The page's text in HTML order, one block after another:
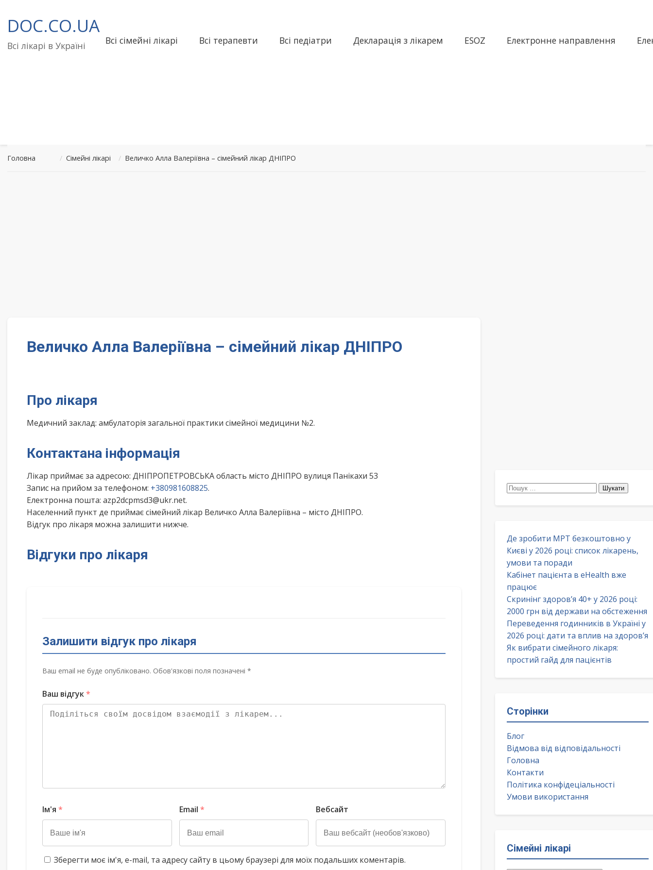
до
вмісту
DOC.CO.UA
Всі лікарі в Україні Всі сімейні лікарі Всі терапевти Всі педіатри Декларація з лікарем ESOZ Електронне направлення
Головна / Сімейні лікарі / Величко Алла Валеріївна – сімейний лікар ДНІПРО
Величко Алла Валеріївна – сімейний лікар ДНІПРО
Про лікаря
Медичний заклад: амбулаторія загальної практики сімейної медицини №2.
Контактана інформація
Лікар приймає за адресою: ДНІПРОПЕТРОВСЬКА область місто ДНІПРО вулиця Панікахи 53
Запис на прийом за телефоном: +380981608825.
Електронна пошта: azp2dcpmsd3@ukr.net.
Населенний пункт де приймає сімейний лікар Величко Алла Валеріївна – місто ДНІПРО.
Відгук про лікаря можна залишити нижче.
Відгуки про лікаря
Залишити відгук про лікаря
Ваш email не буде опубліковано. Обов'язкові поля позначені *
Ваш відгук*
Ім'я * Email * Вебсайт
Зберегти моє ім'я, e-mail, та адресу сайту в цьому браузері для моїх подальших коментарів.
Пошук:
Де зробити МРТ безкоштовно у
Києві у 2026 році: список лікарень,
умови та поради
Кабінет пацієнта в eHealth вже
працює
Скринінг здоров’я 40+ у 2026 році:
2000 грн від держави на обстеження
Переведення годинників в Україні у
2026 році: дати та вплив на здоров’я
Як вибрати сімейного лікаря:
простий гайд для пацієнтів
Сторінки
Блог
Відмова від відповідальності
Головна
Контакти
Політика конфідеціальності
Умови використання
Сімейні лікарі